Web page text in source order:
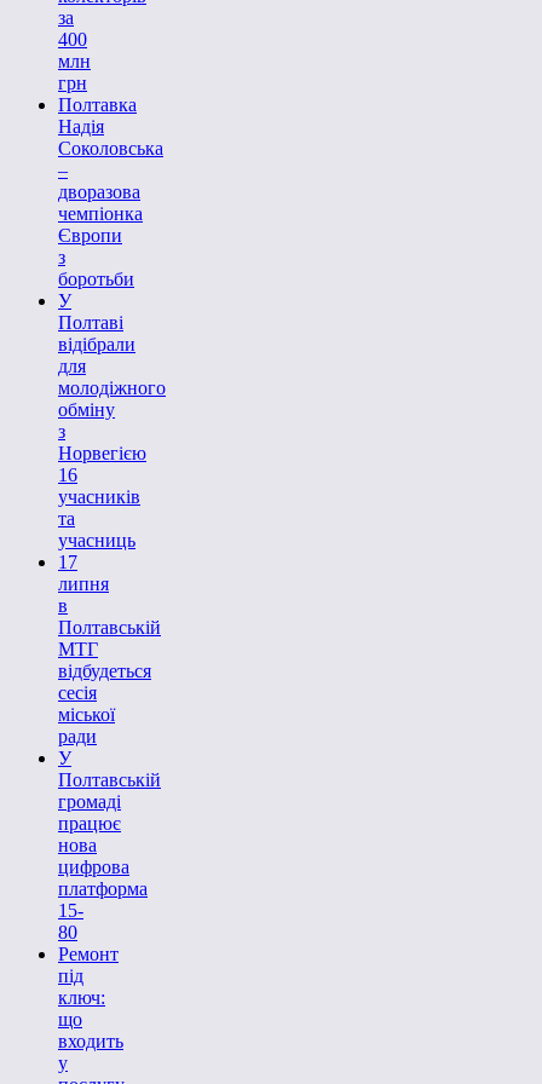
за
400
млн
грн
Полтавка
Надія
Соколовська
–
дворазова
чемпіонка
Європи
з
боротьби
У
Полтаві
відібрали
для
молодіжного
обміну
з
Норвегією
16
учасників
та
учасниць
17
липня
в
Полтавській
МТГ
відбудеться
сесія
міської
ради
У
Полтавській
громаді
працює
нова
цифрова
платформа
15-
80
Ремонт
під
ключ:
що
входить
у